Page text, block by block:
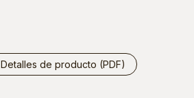
Detalles de producto (PDF)